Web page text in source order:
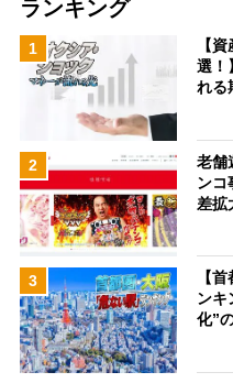
ランキング
1
【
選！
れる
2
老舗
ン
差
3
【
ンキ
化”